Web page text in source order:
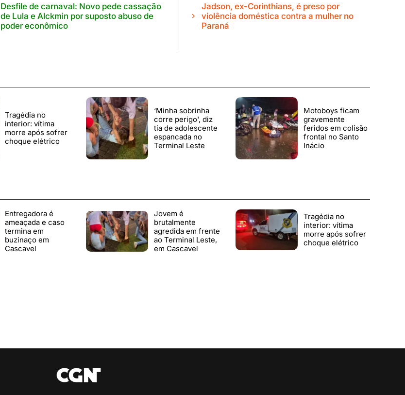
Desfile de carnaval: Novo pede cassação
de Lula e Alckmin por suposto abuso de
poder econômico
Jadson, ex-Corinthians, é preso por
violência doméstica contra a mulher no
Paraná
Tragédia no
interior: vítima
morre após sofrer
choque elétrico
‘Minha sobrinha
corre perigo', diz
tia de adolescente
espancada no
Terminal Leste
Motoboys ficam
gravemente
feridos em colisão
frontal no Santo
Inácio
Entregadora é
ameaçada e caso
termina em
buzinaço em
Cascavel
Jovem é
brutalmente
agredida em frente
ao Terminal Leste,
em Cascavel
Tragédia no
interior: vítima
morre após sofrer
choque elétrico